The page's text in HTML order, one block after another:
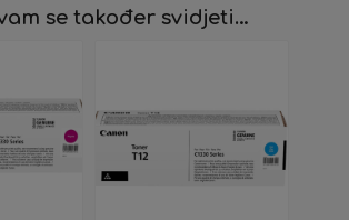
se također svidjeti…